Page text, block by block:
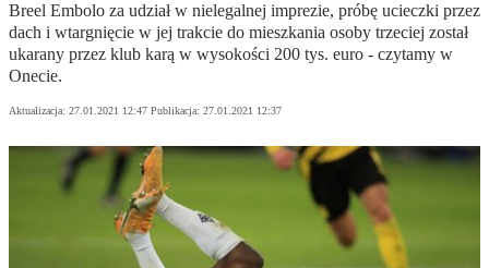
Breel Embolo za udział w nielegalnej imprezie, próbę ucieczki przez
dach i wtargnięcie w jej trakcie do mieszkania osoby trzeciej został
ukarany przez klub karą w wysokości 200 tys. euro - czytamy w
Onecie.
Aktualizacja: 27.01.2021 12:47 Publikacja: 27.01.2021 12:37